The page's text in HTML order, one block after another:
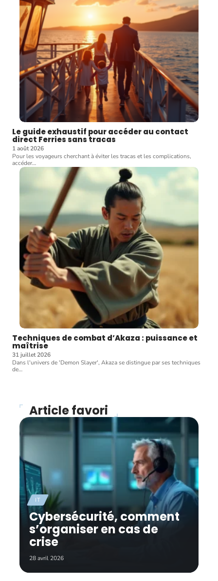
Le guide exhaustif pour accéder au contact
direct Ferries sans tracas
1 août 2026
Pour les voyageurs cherchant à éviter les tracas et les complications,
accéder…
Techniques de combat d’Akaza : puissance et
maîtrise
31 juillet 2026
Dans l'univers de 'Demon Slayer', Akaza se distingue par ses techniques
de…
Article favori
IT
Cybersécurité, comment
s’organiser en cas de
crise
28 avril 2026